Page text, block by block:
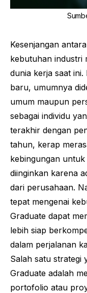
Kesenjangan
kebutuhan industri
dunia kerja saat ini.
baru, umumnya
umum maupun
sebagai individu
terakhir dengan
tahun, kerap
kebingungan
diinginkan karena
dari perusahaan.
tepat mengenai
Graduate dapat
lebih siap
dalam perjalanan
Salah satu strategi
Graduate adalah
portofolio atau